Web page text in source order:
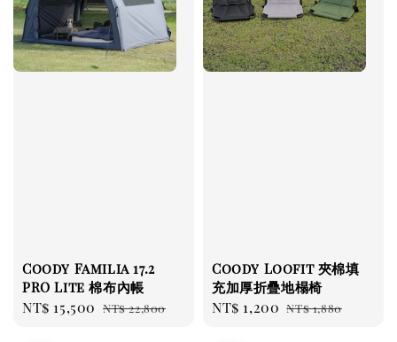
Coody Familia 17.2
PRO Lite 棉布內帳
Sale
NT$ 15,500 Regular
NT$ 22,800
Coody Loofit 夾棉填
充加厚折疊地榻椅
Sale
NT$ 1,200 Regular
NT$ 1,880